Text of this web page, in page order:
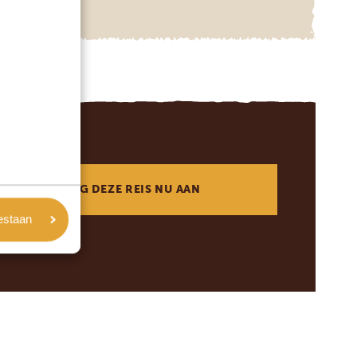
VRAAG DEZE REIS NU AAN